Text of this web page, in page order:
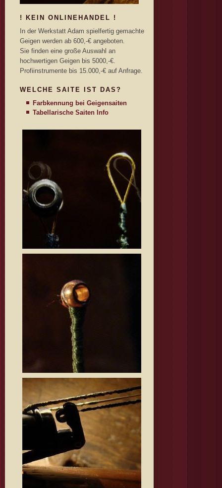
! KEIN ONLINEHANDEL !
In der Werkstatt Adam spielfertig gemachte
Geigen werden ab 600,-€ angeboten.
Sie finden eine große Auswahl an
hochwertigen Geigen bis 5000,-€.
Profiinstrumente bis 15.000,-€ auf Anfrage.
WELCHE SAITE IST DAS?
Farbkennung bei Geigensaiten
Tabellarische Saiten Info